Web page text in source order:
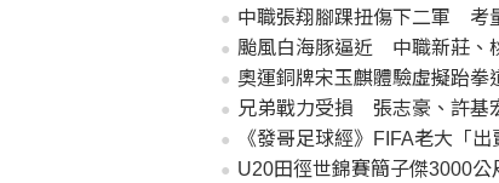
中職張翔腳踝扭傷下二軍 考
颱風白海豚逼近 中職新莊、
奧運銅牌宋玉麒體驗虛擬跆
兄弟戰力受損 張志豪、許基
《發哥足球經》FIFA老大「
U20田徑世錦賽簡子傑3000